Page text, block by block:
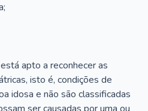
apto a reconhecer as
isto é, condições de
idosa e não são classificadas